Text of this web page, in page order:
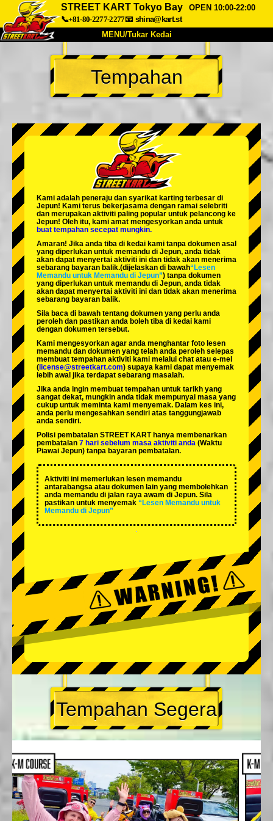
STREET KART Tokyo Bay
OPEN 10:00-22:00
📞+81-80-2277-2277📧 shina@kart.st
MENU/Tukar Kedai
UTAMA
Tentang Spesifikasi Harga
Soalan Lazim
Syarikat Tempahan
Tukar Kedai
Tokyo Shinagawa Tokyo Akihabara#1
Tokyo Akihabara#2
Tokyo Shibuya Annex Tokyo Bay
Tokyo Asakusa Osaka
Okinawa
Tempahan
Kami adalah peneraju dan syarikat karting terbesar di
Jepun! Kami terus bekerjasama dengan ramai selebriti
dan merupakan aktiviti paling popular untuk pelancong ke
Jepun! Oleh itu, kami amat mengesyorkan anda untuk
buat tempahan secepat mungkin.
Amaran! Jika anda tiba di kedai kami tanpa dokumen asal
yang diperlukan untuk memandu di Jepun, anda tidak
akan dapat menyertai aktiviti ini dan tidak akan menerima
sebarang bayaran balik.(dijelaskan di bawah“Lesen
Memandu untuk Memandu di Jepun”) tanpa dokumen
yang diperlukan untuk memandu di Jepun, anda tidak
akan dapat menyertai aktiviti ini dan tidak akan menerima
sebarang bayaran balik.
Sila baca di bawah tentang dokumen yang perlu anda
peroleh dan pastikan anda boleh tiba di kedai kami
dengan dokumen tersebut.
Kami mengesyorkan agar anda menghantar foto lesen
memandu dan dokumen yang telah anda peroleh selepas
membuat tempahan aktiviti kami melalui chat atau e-mel
( license@streetkart.com) supaya kami dapat menyemak
lebih awal jika terdapat sebarang masalah.
Jika anda ingin membuat tempahan untuk tarikh yang
sangat dekat, mungkin anda tidak mempunyai masa yang
cukup untuk meminta kami menyemak. Dalam kes ini,
anda perlu mengesahkan sendiri atas tanggungjawab
anda sendiri.
Polisi pembatalan STREET KART hanya membenarkan
pembatalan 7 hari sebelum masa aktiviti anda (Waktu
Piawai Jepun) tanpa bayaran pembatalan.
Aktiviti ini memerlukan lesen memandu
antarabangsa atau dokumen lain yang membolehkan
anda memandu di jalan raya awam di Jepun. Sila
pastikan untuk menyemak “Lesen Memandu untuk
Memandu di Jepun”
Tempahan Segera